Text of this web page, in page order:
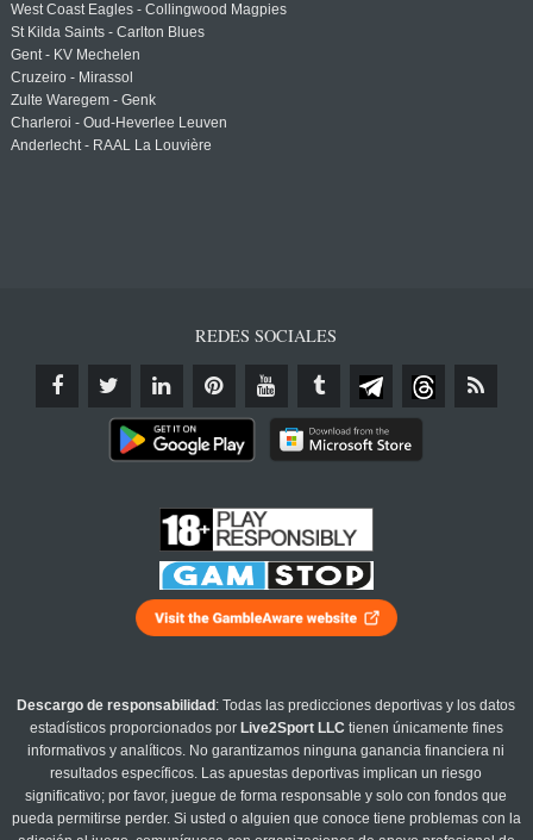
West Coast Eagles - Collingwood Magpies
St Kilda Saints - Carlton Blues
Gent - KV Mechelen
Cruzeiro - Mirassol
Zulte Waregem - Genk
Charleroi - Oud-Heverlee Leuven
Anderlecht - RAAL La Louvière
REDES SOCIALES
Descargo de responsabilidad : Todas las predicciones deportivas y los datos
estadísticos proporcionados por Live2Sport LLC tienen únicamente fines
informativos y analíticos. No garantizamos ninguna ganancia financiera ni
resultados específicos. Las apuestas deportivas implican un riesgo
significativo; por favor, juegue de forma responsable y solo con fondos que
pueda permitirse perder. Si usted o alguien que conoce tiene problemas con la